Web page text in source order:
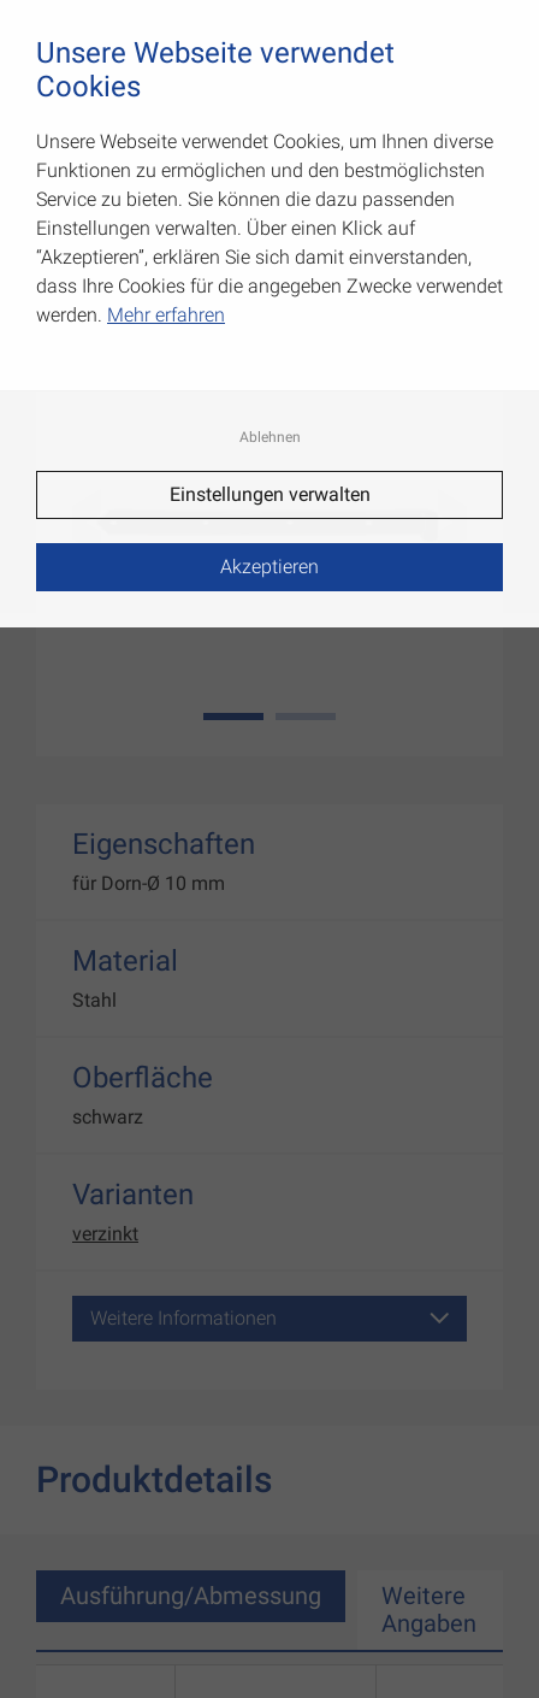
Ladenbänder, leicht
Art.-Nr.: 000065300K
1
Eigenschaften
für Dorn-Ø 10 mm
Material
Stahl
Oberfläche
schwarz
Varianten
verzinkt
Weitere Informationen
Produktdetails
Ausführung/Abmessung
Weitere
Angaben
Unsere Webseite verwendet
Cookies
Unsere Webseite verwendet Cookies, um Ihnen diverse
Funktionen zu ermöglichen und den bestmöglichsten
Service zu bieten. Sie können die dazu passenden
Einstellungen verwalten. Über einen Klick auf
“Akzeptieren”, erklären Sie sich damit einverstanden,
dass Ihre Cookies für die angegeben Zwecke verwendet
werden. Mehr erfahren
Ablehnen
Einstellungen verwalten
Akzeptieren